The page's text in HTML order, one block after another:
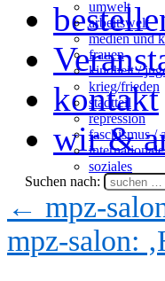
umwelt
arbeitswelt
medien und
frauen
kindheit /
krieg/frieden
stadtteil
repression
faschismus /
soziales
kontakt
wir &
Suchen nach:
← mpz-
mpz-salon: